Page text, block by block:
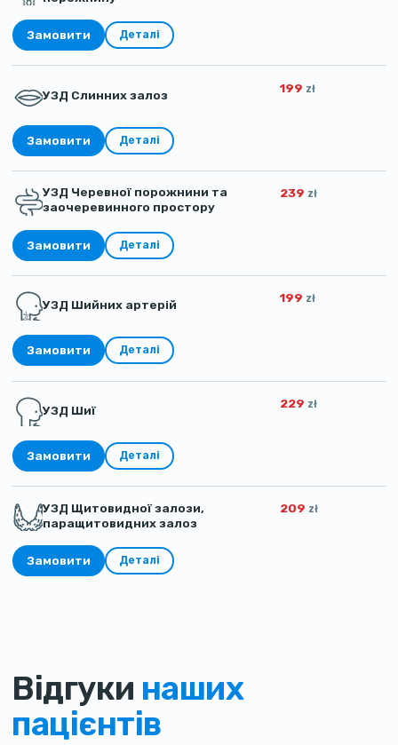
Замовити Деталі
УЗД Слинних залоз 199 zł
Замовити Деталі
УЗД Черевної порожнини та
заочеревинного простору
239 zł
Замовити Деталі
УЗД Шийних артерій 199 zł
Замовити Деталі
УЗД Шиї 229 zł
Замовити Деталі
УЗД Щитовидної залози,
паращитовидних залоз
209 zł
Замовити Деталі
Відгуки наших
пацієнтів